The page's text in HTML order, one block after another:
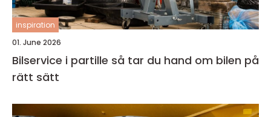
inspiration
01. June 2026
Bilservice i partille så tar du hand om bilen på
rätt sätt